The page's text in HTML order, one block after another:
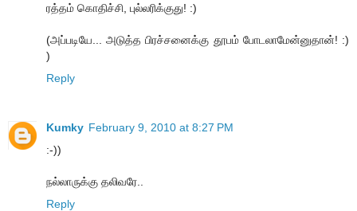
ரத்தம் கொதிச்சி, புல்லரிக்குது! :)
(அப்படியே... அடுத்த பிரச்சனைக்கு தூபம் போடலாமேன்னுதான்! :)
)
Reply
Kumky February 9, 2010 at 8:27 PM
:-))
நல்லாருக்கு தலிவரே..
Reply